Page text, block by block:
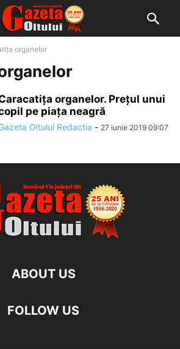
organelor
organelor. Prețul unui
pe piața neagră
Oltului Redactia - 27 iunie 2019 09:07
ABOUT US
FOLLOW US